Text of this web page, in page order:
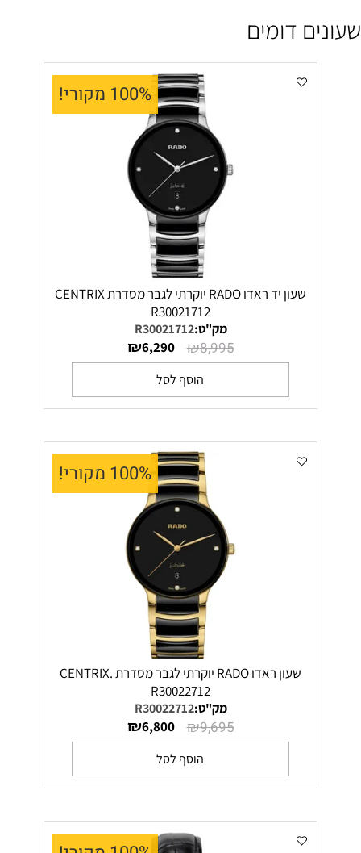
שעונים דומים
100% מקורי!
שעון יד ראדו RADO יוקרתי לגבר מסדרת CENTRIX
R30021712
מק"ט:R30021712
₪8,995
₪6,290
הוסף לסל
100% מקורי!
שעון ראדו RADO יוקרתי לגבר מסדרת CENTRIX.
R30022712
מק"ט:R30022712
₪9,695
₪6,800
הוסף לסל